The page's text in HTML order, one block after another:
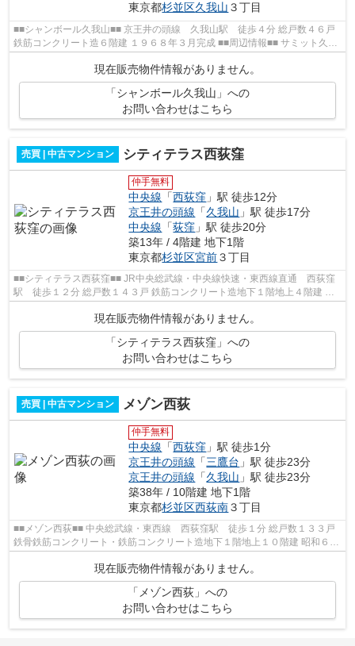
東京都杉並区久我山 ３丁目
■■シャンボール久我山■■ 京王井の頭線 久我山駅 徒歩４分 総戸数４６戸
鉄筋コンクリート造６階建 １９６８年３月完成 ■■周辺情報■■ サミット久我
山店 杉並区立久我山公園 マツ...
現在販売物件情報がありません。
「シャンボール久我山」への
お問い合わせはこちら
売買 | 中古マンション シティテラス西荻窪
仲手無料
中央線 「西荻窪 」駅 徒歩12分
京王井の頭線 「久我山 」駅 徒歩17分
中央線 「荻窪 」駅 徒歩20分
築13年 / 4階建 地下1階
東京都杉並区宮前３丁目
■■シティテラス西荻窪■■ JR中央総武線・中央線快速・東西線直通 西荻窪
駅 徒歩１２分 総戸数１４３戸 鉄筋コンクリート造地下１階地上４階建 平
現在販売物件情報がありません。
「シティテラス西荻窪」への
お問い合わせはこちら
売買 | 中古マンション メゾン西荻
仲手無料
中央線 「西荻窪 」駅 徒歩1分
京王井の頭線 「三鷹台 」駅 徒歩23分
京王井の頭線 「久我山 」駅 徒歩23分
築38年 / 10階建 地下1階
東京都杉並区西荻南３丁目
■■メゾン西荻■■ 中央総武線・東西線 西荻窪駅 徒歩１分 総戸数１３３戸
鉄骨鉄筋コンクリート・鉄筋コンクリート造地下１階地上１０階建 昭和６３
年２月完成
現在販売物件情報がありません。
「メゾン西荻」への
お問い合わせはこちら